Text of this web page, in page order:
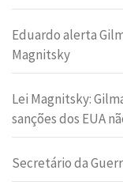
Eduardo alerta
Magnitsky
Lei Magnitsky:
sanções dos EUA
Secretário da